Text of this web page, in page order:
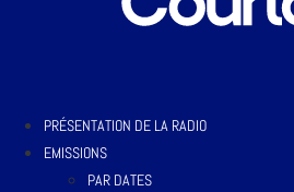
PRÉSENTATION DE LA RADIO
EMISSIONS
PAR DATES